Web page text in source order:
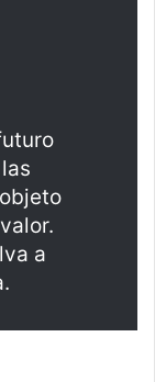
a